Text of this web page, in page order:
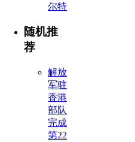
尔特
随机推
荐
解放
军驻
香港
部队
完成
第22